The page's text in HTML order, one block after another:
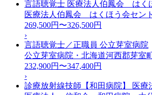
言語聴覚士 医療法人伯鳳会 はく
医療法人伯鳳会 はくほう会セン
269,500円〜326,500円
›
言語聴覚士／正職員 公立芽室病院
公立芽室病院・北海道河西郡芽室
232,900円〜347,400円
›
診療放射線技師【和田病院】 医